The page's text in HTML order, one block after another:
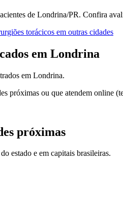
de Londrina/PR. Confira
torácicos em outras cidades
em Londrina
em Londrina.
próximas ou que atendem online
próximas
estado e em capitais brasileiras.